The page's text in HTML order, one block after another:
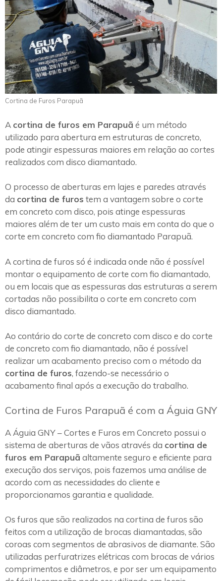
Cortina de Furos Parapuã
A cortina de furos em Parapuã é um método
utilizado para abertura em estruturas de concreto,
pode atingir espessuras maiores em relação ao cortes
realizados com disco diamantado.
O processo de aberturas em lajes e paredes através
da cortina de furos tem a vantagem sobre o corte
em concreto com disco, pois atinge espessuras
maiores além de ter um custo mais em conta do que o
corte em concreto com fio diamantado Parapuã.
A cortina de furos só é indicada onde não é possível
montar o equipamento de corte com fio diamantado,
ou em locais que as espessuras das estruturas a serem
cortadas não possibilita o corte em concreto com
disco diamantado.
Ao contário do corte de concreto com disco e do corte
de concreto com fio diamantado, não é possível
realizar um acabamento preciso com o método da
cortina de furos, fazendo-se necessário o
acabamento final após a execução do trabalho.
Cortina de Furos Parapuã é com a Águia GNY
A Águia GNY – Cortes e Furos em Concreto possui o
sistema de aberturas de vãos através da cortina de
furos em Parapuã altamente seguro e eficiente para
execução dos serviços, pois fazemos uma análise de
acordo com as necessidades do cliente e
proporcionamos garantia e qualidade.
Os furos que são realizados na cortina de furos são
feitos com a utilização de brocas diamantadas, são
coroas com segmentos de abrasivos de diamante. São
utilizadas perfuratrizes elétricas com brocas de vários
comprimentos e diâmetros, e por ser um equipamento